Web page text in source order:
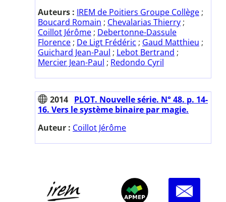
Auteurs : IREM de Poitiers Groupe Collège ;
Boucard Romain ; Chevalarias Thierry ;
Coillot Jérôme ; Debertonne-Dassule
Florence ; De Ligt Frédéric ; Gaud Matthieu ;
Guichard Jean-Paul ; Lebot Bertrand ;
Mercier Jean-Paul ; Redondo Cyril
2014 PLOT. Nouvelle série. N° 48. p. 14-
16. Vers le système binaire par magie.
Auteur : Coillot Jérôme